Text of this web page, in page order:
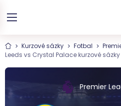
Kurzové sázky Fotbal
Leeds vs Crystal Palace kurzové sázky
Premier